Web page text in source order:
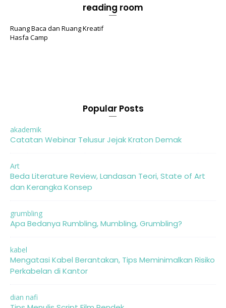
reading room
Ruang Baca dan Ruang Kreatif
Hasfa Camp
Popular Posts
akademik
Catatan Webinar Telusur Jejak Kraton Demak
Art
Beda Literature Review, Landasan Teori, State of Art
dan Kerangka Konsep
grumbling
Apa Bedanya Rumbling, Mumbling, Grumbling?
kabel
Mengatasi Kabel Berantakan, Tips Meminimalkan Risiko
Perkabelan di Kantor
dian nafi